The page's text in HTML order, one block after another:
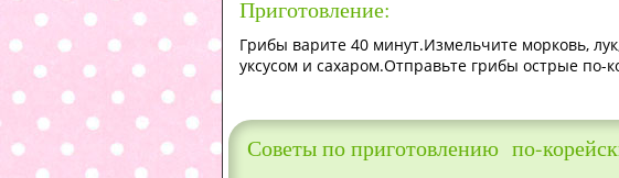
Приготовление:
Грибы варите 40 минут.Измельчите морковь,
уксусом и сахаром.Отправьте грибы острые по-
Советы по приготовлению по-